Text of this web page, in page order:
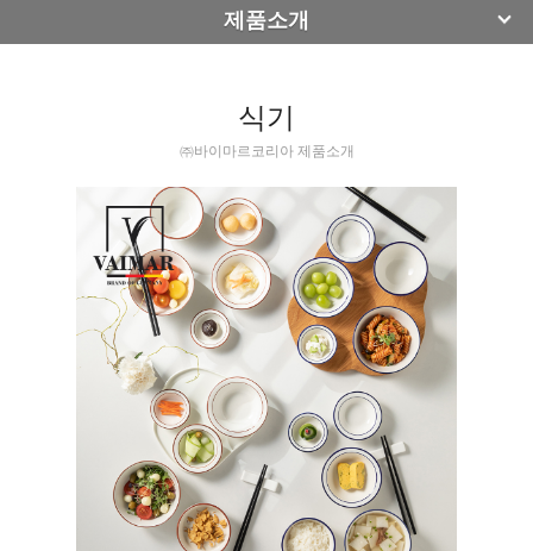
제품소개
식기
㈜바이마르코리아 제품소개